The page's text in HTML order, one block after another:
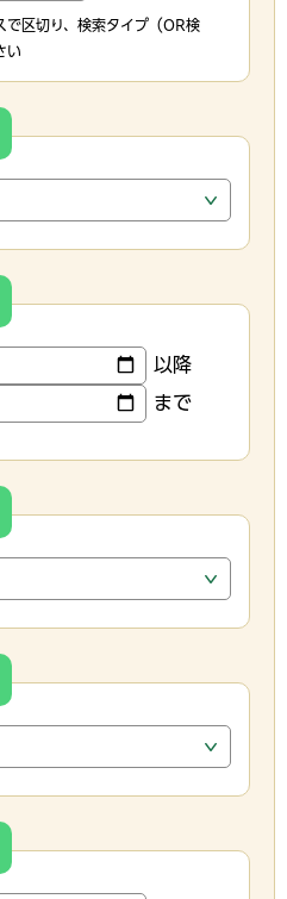
区切り、検索タイプ（OR検
い
以降
まで